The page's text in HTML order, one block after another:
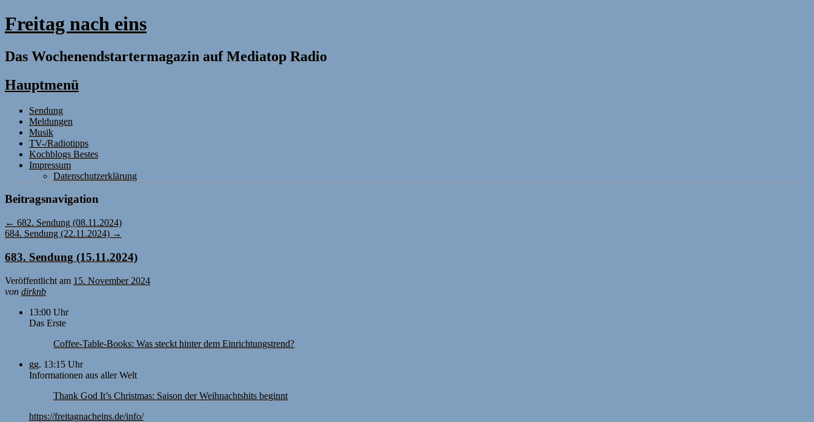
Freitag nach eins
Das Wochenendstartermagazin auf Mediatop Radio
Hauptmenü
Zum
Inhalt
springen
Sendung
Meldungen
Musik
TV-/Radiotipps
Kochblogs Bestes
Impressum
Datenschutzerklärung
Beitragsnavigation
← 682. Sendung (08.11.2024)
684. Sendung (22.11.2024) →
683. Sendung (15.11.2024)
Veröffentlicht am 15. November 2024
von dirknb
13:00 Uhr
Das Erste
Coffee-Table-Books: Was steckt hinter dem Einrichtungstrend?
gg. 13:15 Uhr
Informationen aus aller Welt
Thank God It’s Christmas: Saison der Weihnachtshits beginnt
https://freitagnacheins.de/info/